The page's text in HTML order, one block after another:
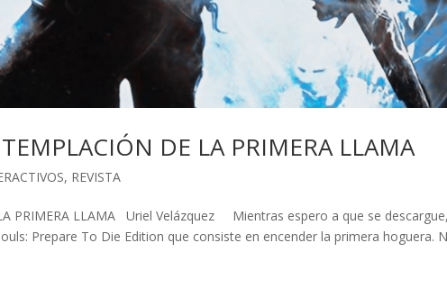
DE LA PRIMERA LLAMA
, REVISTA
PRIMERA LLAMA Uriel Velázquez Mientras espero a que se
Prepare To Die Edition que consiste en encender la primera hoguera.